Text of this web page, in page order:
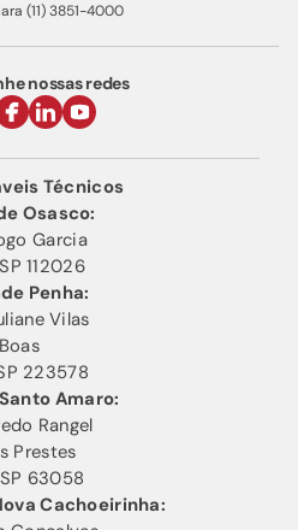
(11) 3851-4000
nossas redes
Técnicos
Osasco:
Garcia
112026
Penha:
Vilas
Boas
223578
Amaro:
Rangel
Prestes
63058
Cachoeirinha: